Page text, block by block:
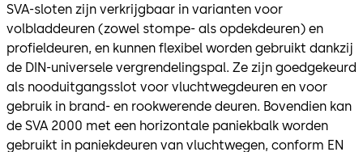
SVA-sloten zijn verkrijgbaar in varianten voor
volbladdeuren (zowel stompe- als opdekdeuren) en
profieldeuren, en kunnen flexibel worden gebruikt dankzij
de DIN-universele vergrendelingspal. Ze zijn goedgekeurd
als nooduitgangsslot voor vluchtwegdeuren en voor
gebruik in brand- en rookwerende deuren. Bovendien kan
de SVA 2000 met een horizontale paniekbalk worden
gebruikt in paniekdeuren van vluchtwegen, conform EN